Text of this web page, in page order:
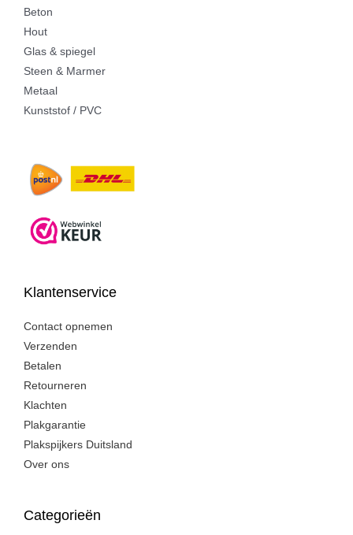
Beton
Hout
Glas & spiegel
Steen & Marmer
Metaal
Kunststof / PVC
Klantenservice
Contact opnemen
Verzenden
Betalen
Retourneren
Klachten
Plakgarantie
Plakspijkers Duitsland
Over ons
Categorieën